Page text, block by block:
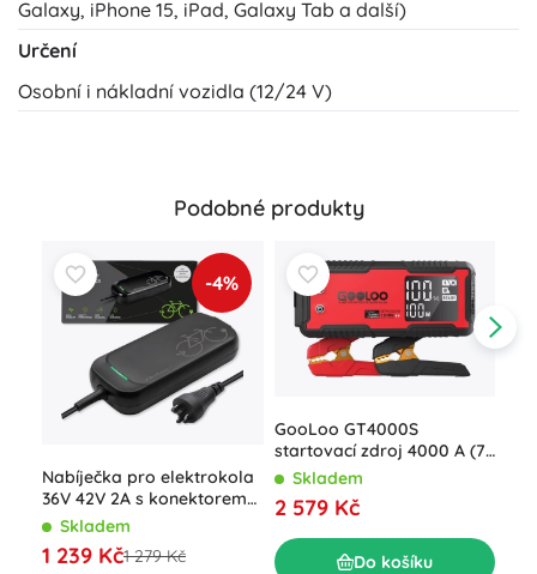
Galaxy, iPhone 15, iPad, Galaxy Tab a další)
Určení
Osobní i nákladní vozidla (12/24 V)
Podobné produkty
-4%
Nabíječka pro elektrokola
36V 42V 2A s konektorem
BOSCH, voděodolná
Skladem
1 239 Kč1 279 Kč
GooLoo GT4000S
startovací zdroj 4000 A (74
Wh)Skladem
2 579 Kč
Do košíku